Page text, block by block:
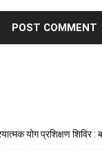
योग प्रशिक्षण शिविर :